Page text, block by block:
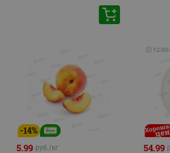
-14%
5.99 руб./кг
🕘 12:00-
54.99